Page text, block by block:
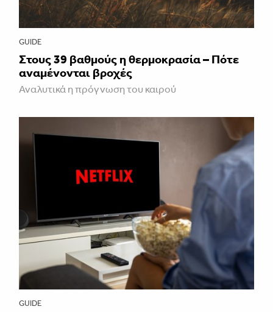
GUIDE
Στους 39 βαθμούς η θερμοκρασία – Πότε
αναμένονται βροχές
Αναλυτικά η πρόγνωση του καιρού
GUIDE